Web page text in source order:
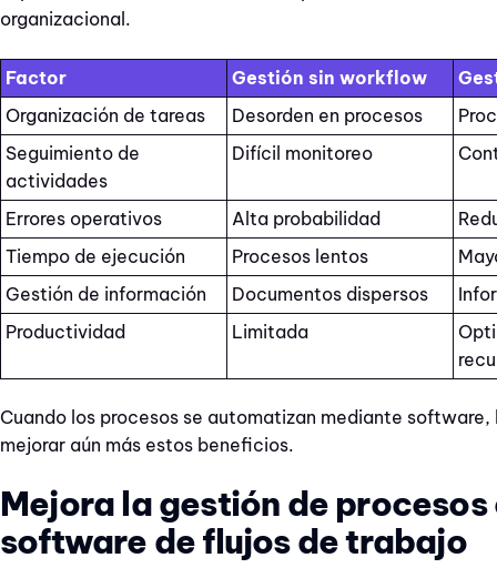
organizacional.
Factor Gestión sin workflow
Organización de tareas
Desorden en procesos
Seguimiento de
actividades
Difícil monitoreo
Errores operativos Alta probabilidad
Tiempo de ejecución
Procesos lentos
Gestión de información
Documentos dispersos
Productividad
Limitada
Cuando los procesos se automatizan mediante software,
mejorar aún más estos beneficios.
Mejora la gestión de procesos
software de flujos de trabajo